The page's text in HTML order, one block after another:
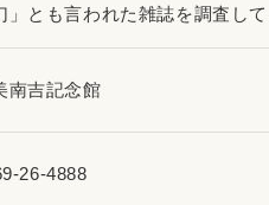
」とも言われた雑誌を調査し
南吉記念館
26-4888